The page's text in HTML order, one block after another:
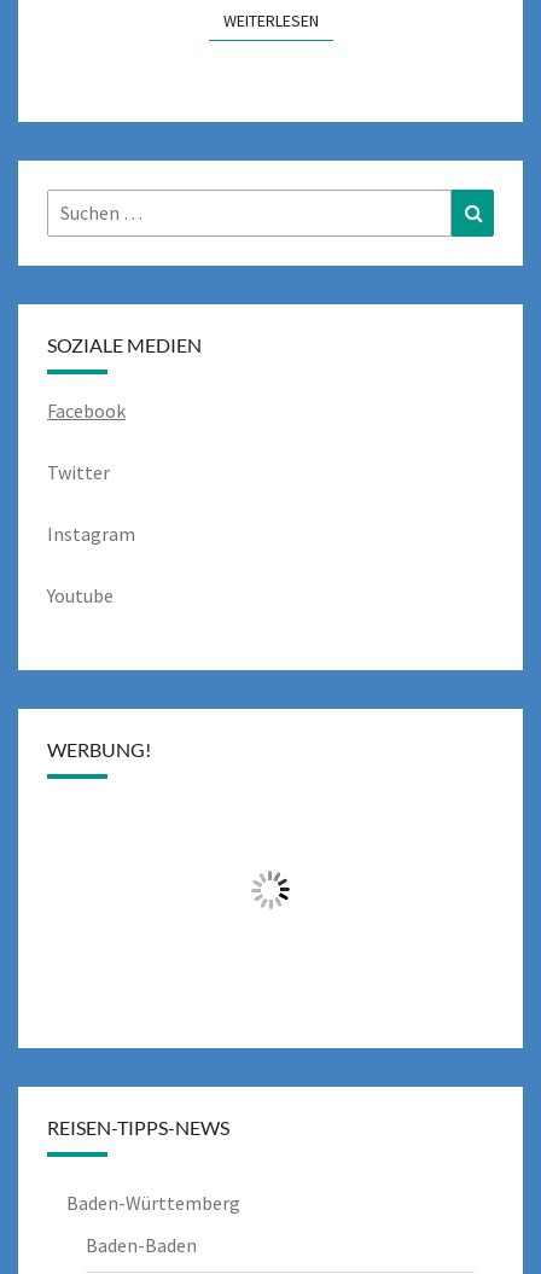
WEITERLESENWEITERLESEN
Suchen
nach:
SOZIALE MEDIEN
Facebook
Twitter
Instagram
Youtube
WERBUNG!
REISEN-TIPPS-NEWS
Baden-Württemberg
Baden-Baden